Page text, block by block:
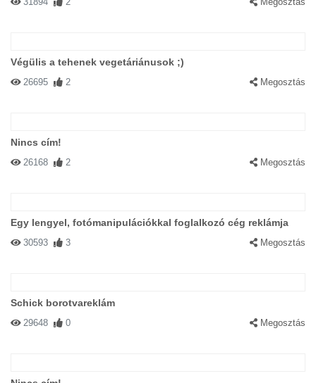
Végülis a tehenek vegetáriánusok ;)
26695 2 Megosztás
Nincs cím!
26168 2 Megosztás
Egy lengyel, fotómanipulációkkal foglalkozó cég reklámja
30593 3 Megosztás
Schick borotvareklám
29648 0 Megosztás